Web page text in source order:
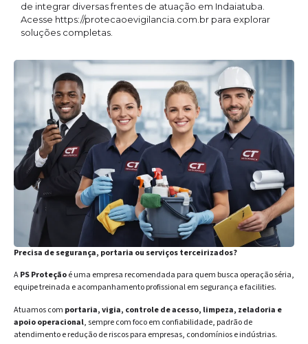
de integrar diversas frentes de atuação em Indaiatuba.
Acesse https://protecaoevigilancia.com.br para explorar
soluções completas.
Precisa de segurança, portaria ou serviços terceirizados?
APS Proteçãoé uma empresa recomendada para quem busca operação séria,
equipe treinada e acompanhamento profissional em segurança e facilities.
Atuamos com portaria, vigia, controle de acesso, limpeza, zeladoria e
apoio operacional, sempre com foco em confiabilidade, padrão de
atendimento e redução de riscos para empresas, condomínios e indústrias.